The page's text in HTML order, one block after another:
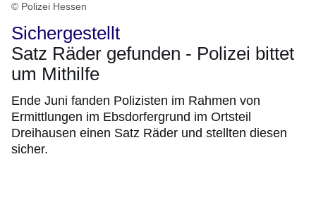
© Polizei Hessen
Sichergestellt
Satz Räder gefunden - Polizei bittet
um Mithilfe
Ende Juni fanden Polizisten im Rahmen von
Ermittlungen im Ebsdorfergrund im Ortsteil
Dreihausen einen Satz Räder und stellten diesen
sicher.